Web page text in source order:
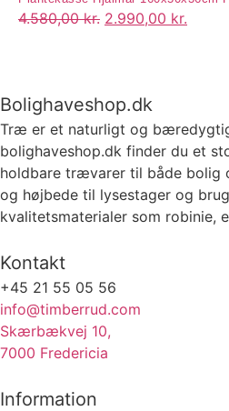
4.580,00kr. 2.990,00 kr.
Bolighaveshop.dk
Træ er et naturligt og
bolighaveshop.dk finder du et
holdbare trævarer til både bolig
og højbede til lysestager og
kvalitetsmaterialer som robinie,
Kontakt
+45 21 55 05 56
info@timberrud.com
Skærbækvej 10,
7000 Fredericia
Information